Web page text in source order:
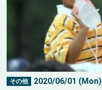
その他 2020/06/01 (Mon)